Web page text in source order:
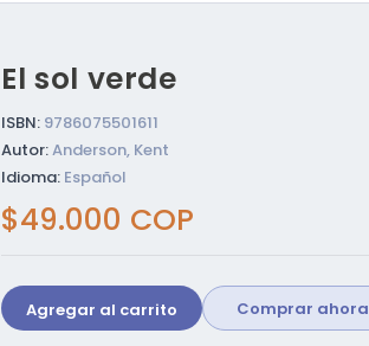
El sol verde
ISBN: 9786075501611
Autor:Anderson, Kent
Idioma: Español
Precio
habitual
$49.000 COP
Agregar al carrito Comprar ahora